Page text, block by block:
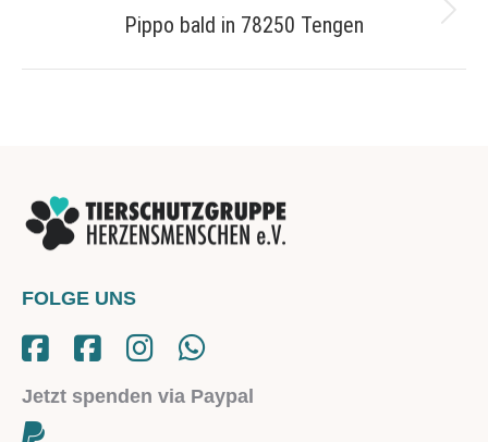
Next
Pippo bald in 78250 Tengen
FOLGE UNS
Jetzt spenden via Paypal